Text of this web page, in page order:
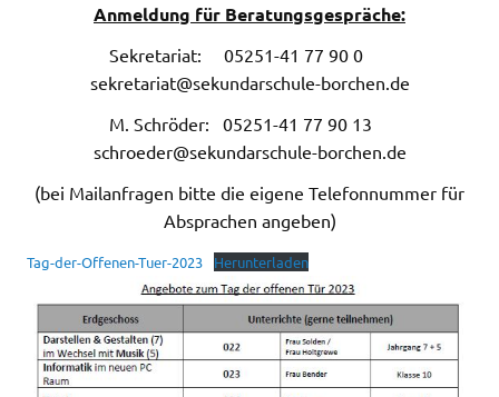
Anmeldung für Beratungsgespräche:
Sekretariat: 05251-41 77 90 0
sekretariat@sekundarschule-borchen.de
M. Schröder: 05251-41 77 90 13
schroeder@sekundarschule-borchen.de
(bei Mailanfragen bitte die eigene Telefonnummer für
Absprachen angeben)
Tag-der-Offenen-Tuer-2023 Herunterladen